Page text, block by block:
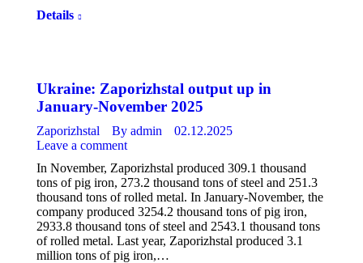
Details
Ukraine: Zaporizhstal output up in
January-November 2025
Zaporizhstal By admin
02.12.2025
Leave a comment
In November, Zaporizhstal produced 309.1 thousand
tons of pig iron, 273.2 thousand tons of steel and 251.3
thousand tons of rolled metal. In January-November, the
company produced 3254.2 thousand tons of pig iron,
2933.8 thousand tons of steel and 2543.1 thousand tons
of rolled metal. Last year, Zaporizhstal produced 3.1
million tons of pig iron,…